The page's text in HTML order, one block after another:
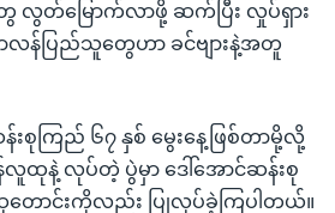
လွတ်မြောက်လာဖို့ ဆက်ပြီး လှုပ်ရှား
လန်ပြည်သူတွေဟာ ခင်ဗျားနဲ့အတူ
းစုကြည် ၆၇ နှစ် မွေးနေ့ဖြစ်တာမို့လို့
ထုနဲ့ လုပ်တဲ့ ပွဲမှာ ဒေါ်အောင်ဆန်းစု
ောင်းကိုလည်း ပြုလုပ်ခဲ့ကြပါတယ်။